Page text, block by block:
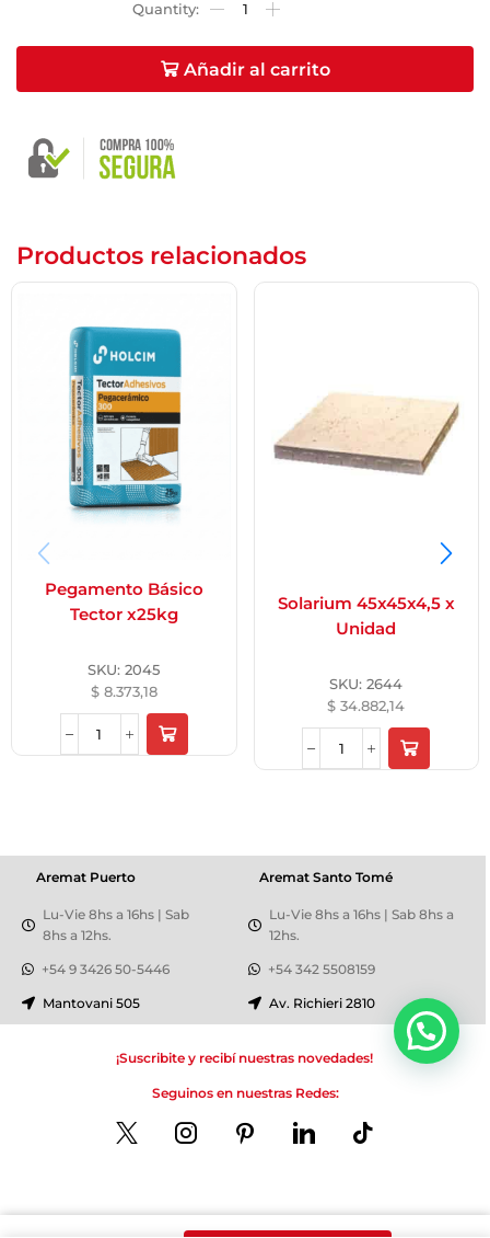
Añadir al carrito
Productos relacionados
Pegamento Básico
Tector x25kg
SKU:2045
$8.373,18
Solarium 45x45x4,5 x
Unidad
SKU:2644
$ 34.882,14
Aremat Santo Tomé
Lu-Vie 8hs a 16hs | Sab 8hs a
12hs.
+54 342 5508159
Av. Richieri 2810
Aremat Puerto
Lu-Vie 8hs a 16hs | Sab
8hs a 12hs.
+54 9 3426 50-5446
Mantovani 505
¡Suscribite y recibí nuestras novedades!
Seguinos en nuestras Redes:
Bienvenido a Aremat